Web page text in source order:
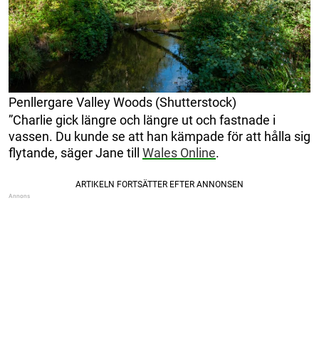
Penllergare Valley Woods (Shutterstock)
”Charlie gick längre och längre ut och fastnade i
vassen. Du kunde se att han kämpade för att hålla sig
flytande, säger Jane till Wales Online.